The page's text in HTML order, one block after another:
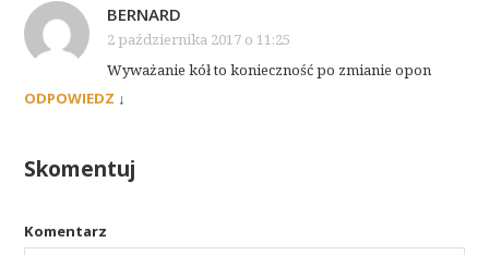
BERNARD
2 października 2017 o 11:25
Wyważanie kół to konieczność po zmianie opon
ODPOWIEDZ ↓
Skomentuj
Komentarz